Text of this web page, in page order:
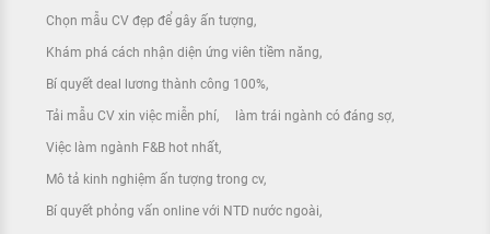
Chọn mẫu CV đẹp để gây ấn tượng
Khám phá cách nhận diện ứng viên tiềm năng
Bí quyết deal lương thành công 100%
Tải mẫu CV xin việc miễn phí làm trái ngành có đáng sợ
Việc làm ngành F&B hot nhất
Mô tả kinh nghiệm ấn tượng trong cv
Bí quyết phỏng vấn online với NTD nước ngoài